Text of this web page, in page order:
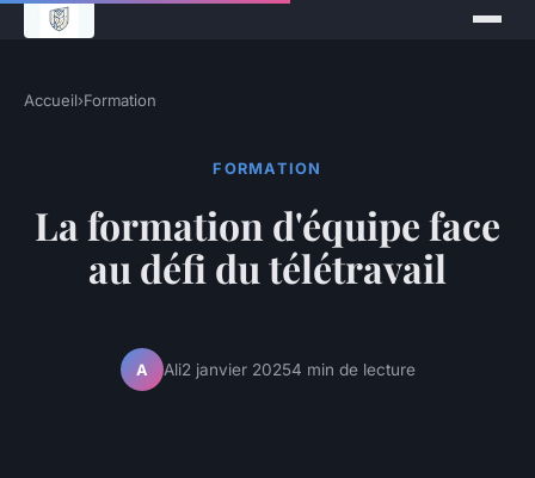
Accueil›Formation
FORMATION
La formation d'équipe face
au défi du télétravail
A Ali2 janvier 20254 min de lecture